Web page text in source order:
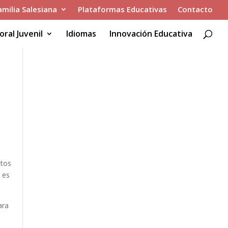
Salesiana Plataformas Educativas Contacto
Juvenil Idiomas Innovación Educativa